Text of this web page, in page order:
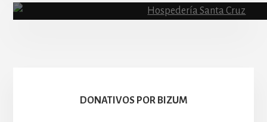
Hospedería
DONATIVOS POR BIZUM